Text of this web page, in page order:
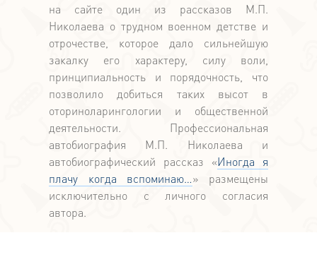
на сайте один из рассказов М.П.
Николаева о трудном военном детстве и
отрочестве, которое дало сильнейшую
закалку его характеру, силу воли,
принципиальность и порядочность, что
позволило добиться таких высот в
оториноларингологии и общественной
деятельности. Профессиональная
автобиография М.П. Николаева и
автобиографический рассказ «Иногда я
плачу когда вспоминаю…» размещены
исключительно с личного согласия
автора.